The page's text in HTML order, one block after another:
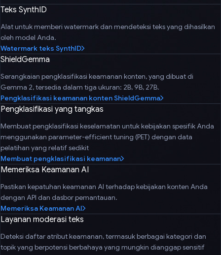
Teks SynthID
Alat untuk memberi watermark dan mendeteksi teks yang dihasilkan
oleh model Anda.
Watermark teks SynthID
ShieldGemma
Serangkaian pengklasifikasi keamanan konten, yang dibuat di
Gemma 2, tersedia dalam tiga ukuran: 2B, 9B, 27B.
Pengklasifikasi keamanan konten ShieldGemma
Pengklasifikasi yang tangkas
Membuat pengklasifikasi keselamatan untuk kebijakan spesifik Anda
menggunakan parameter-efficient tuning (PET) dengan data
pelatihan yang relatif sedikit
Membuat pengklasifikasi keamanan
Memeriksa Keamanan AI
Pastikan kepatuhan keamanan AI terhadap kebijakan konten Anda
dengan API dan dasbor pemantauan.
Memeriksa Keamanan AI
Layanan moderasi teks
Deteksi daftar atribut keamanan, termasuk berbagai kategori dan
topik yang berpotensi berbahaya yang mungkin dianggap sensitif